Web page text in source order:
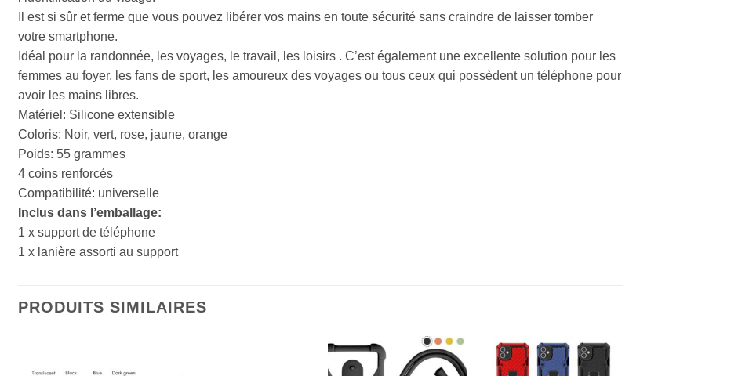
Il est si sûr et ferme que vous pouvez libérer vos mains en toute sécurité sans craindre de laisser tomber
votre smartphone.
Idéal pour la randonnée, les voyages, le travail, les loisirs . C’est également une excellente solution pour les
femmes au foyer, les fans de sport, les amoureux des voyages ou tous ceux qui possèdent un téléphone pour
avoir les mains libres.
Matériel: Silicone extensible
Coloris: Noir, vert, rose, jaune, orange
Poids: 55 grammes
4 coins renforcés
Compatibilité: universelle
Inclus dans l’emballage:
1 x support de téléphone
1 x lanière assorti au support
PRODUITS SIMILAIRES